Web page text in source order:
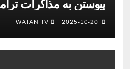
پیوستن به مذاکرات
است
2025-10-20
WATAN TV